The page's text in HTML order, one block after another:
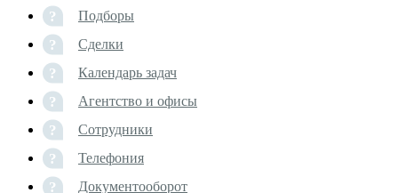
Подборы
Сделки
Календарь задач
Агентство и офисы
Сотрудники
Телефония
Документооборот